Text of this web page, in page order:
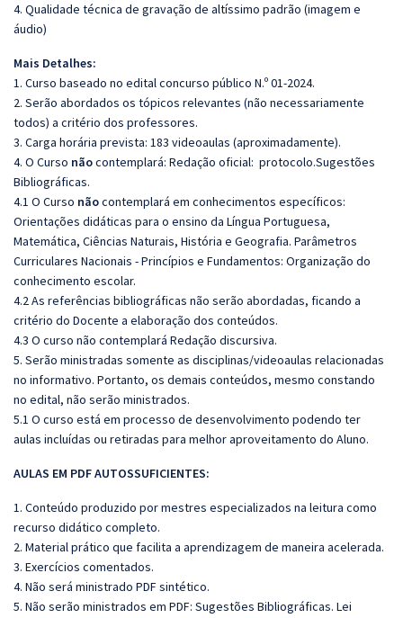
4. Qualidade técnica de gravação de altíssimo padrão (imagem e
áudio)
Mais Detalhes:
1. Curso baseado no edital concurso público N.º 01-2024.
2. Serão abordados os tópicos relevantes (não necessariamente
todos) a critério dos professores.
3. Carga horária prevista: 183 videoaulas (aproximadamente).
4. O Curso nãocontemplará: Redação oficial: protocolo.Sugestões
Bibliográficas.
4.1 O Curso nãocontemplará em conhecimentos específicos:
Orientações didáticas para o ensino da Língua Portuguesa,
Matemática, Ciências Naturais, História e Geografia. Parâmetros
Curriculares Nacionais - Princípios e Fundamentos: Organização do
conhecimento escolar.
4.2 As referências bibliográficas não serão abordadas, ficando a
critério do Docente a elaboração dos conteúdos.
4.3 O curso não contemplará Redação discursiva.
5. Serão ministradas somente as disciplinas/videoaulas relacionadas
no informativo. Portanto, os demais conteúdos, mesmo constando
no edital, não serão ministrados.
5.1 O curso está em processo de desenvolvimento podendo ter
aulas incluídas ou retiradas para melhor aproveitamento do Aluno.
AULAS EM PDF AUTOSSUFICIENTES:
1. Conteúdo produzido por mestres especializados na leitura como
recurso didático completo.
2. Material prático que facilita a aprendizagem de maneira acelerada.
3. Exercícios comentados.
4. Não será ministrado PDF sintético.
5. Não serão ministrados em PDF: Sugestões Bibliográficas. Lei